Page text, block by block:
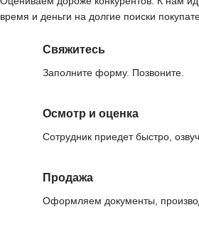
время и деньги на долгие поиски
Свяжитесь
Заполните форму. Позвоните.
Осмотр и оценка
Сотрудник приедет быстро,
Продажа
Оформляем документы,